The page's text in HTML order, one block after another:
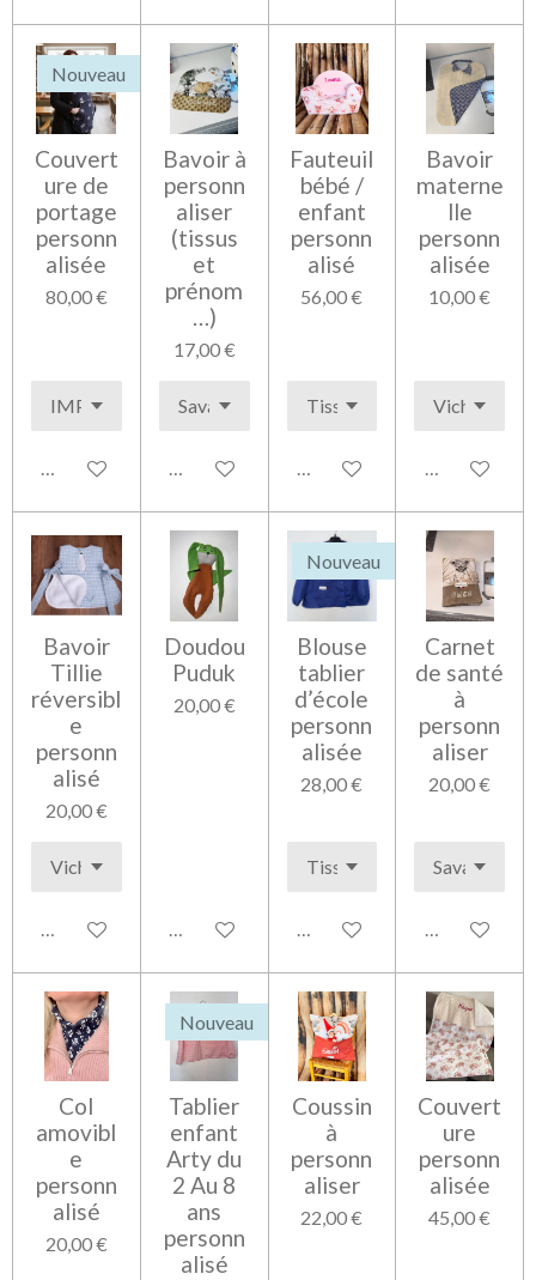
Nouveau
Couvert
ure de
portage
personn
alisée
80,00 €
Voir les détails
Bavoir à
personn
aliser
(tissus
et
prénom
…)
17,00 €
Voir les détails
Fauteuil
bébé /
enfant
personn
alisé
56,00 €
Voir les détails
Bavoir
materne
lle
personn
alisée
10,00 €
Voir les
Bavoir
Tillie
réversibl
e
personn
alisé
20,00 €
Voir les détails
Doudou
Puduk
20,00 €
Ajouter au panier
Nouveau
Blouse
tablier
d’école
personn
alisée
28,00 €
Voir les détails
Carnet
de santé
à
personn
aliser
20,00 €
Voir les
Col
amovibl
e
personn
alisé
20,00 €
Nouveau
Tablier
enfant
Arty du
2 Au 8
ans
personn
alisé
Coussin
à
personn
aliser
22,00 €
Couvert
ure
personn
alisée
45,00 €